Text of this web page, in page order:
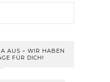
AUS – WIR HABEN
FÜR DICH!